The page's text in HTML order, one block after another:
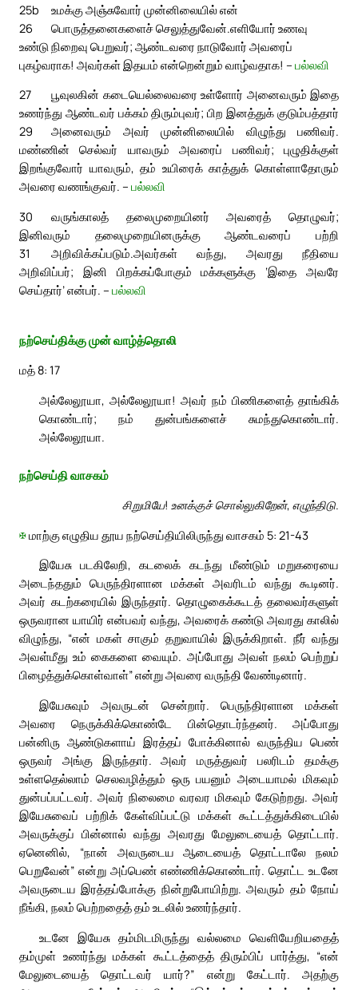
25b
உமக்கு அஞ்சுவோர் முன்னிலையில் என்
பொருத்தனைகளைச் செலுத்துவேன்.
26
எளியோர் உணவு
உண்டு நிறைவு பெறுவர்; ஆண்டவரை நாடுவோர் அவரைப்
புகழ்வராக! அவர்கள் இதயம் என்றென்றும் வாழ்வதாக! – பல்லவி
27
பூவுலகின் கடையெல்லைவரை உள்ளோர் அனைவரும் இதை
உணர்ந்து ஆண்டவர் பக்கம் திரும்புவர்; பிற இனத்துக் குடும்பத்தார்
அனைவரும் அவர் முன்னிலையில் விழுந்து பணிவர்.
29
மண்ணின் செல்வர் யாவரும் அவரைப் பணிவர்; புழுதிக்குள்
இறங்குவோர் யாவரும், தம் உயிரைக் காத்துக் கொள்ளாதோரும்
அவரை வணங்குவர். – பல்லவி
30
வருங்காலத் தலைமுறையினர் அவரைத் தொழுவர்;
இனிவரும் தலைமுறையினருக்கு ஆண்டவரைப் பற்றி
அறிவிக்கப்படும்.
31
அவர்கள் வந்து, அவரது நீதியை
அறிவிப்பர்; இனி பிறக்கப்போகும் மக்களுக்கு ‘இதை அவரே
செய்தார்’ என்பர். – பல்லவி
நற்செய்திக்கு முன் வாழ்த்தொலி
மத் 8: 17
அல்லேலூயா, அல்லேலூயா! அவர் நம் பிணிகளைத் தாங்கிக்
கொண்டார்; நம் துன்பங்களைச் சுமந்துகொண்டார்.
அல்லேலூயா.
நற்செய்தி வாசகம்
சிறுமியே! உனக்குச் சொல்லுகிறேன், எழுந்திடு.
✠மாற்கு எழுதிய தூய நற்செய்தியிலிருந்து வாசகம் 5: 21-43
இயேசு படகிலேறி, கடலைக் கடந்து மீண்டும் மறுகரையை
அடைந்ததும் பெருந்திரளான மக்கள் அவரிடம் வந்து கூடினர்.
அவர் கடற்கரையில் இருந்தார். தொழுகைக்கூடத் தலைவர்களுள்
ஒருவரான யாயிர் என்பவர் வந்து, அவரைக் கண்டு அவரது காலில்
விழுந்து, “என் மகள் சாகும் தறுவாயில் இருக்கிறாள். நீர் வந்து
அவள்மீது உம் கைகளை வையும். அப்போது அவள் நலம் பெற்றுப்
பிழைத்துக்கொள்வாள்” என்று அவரை வருந்தி வேண்டினார்.
இயேசுவும் அவருடன் சென்றார். பெருந்திரளான மக்கள்
அவரை நெருக்கிக்கொண்டே பின்தொடர்ந்தனர். அப்போது
பன்னிரு ஆண்டுகளாய் இரத்தப் போக்கினால் வருந்திய பெண்
ஒருவர் அங்கு இருந்தார். அவர் மருத்துவர் பலரிடம் தமக்கு
உள்ளதெல்லாம் செலவழித்தும் ஒரு பயனும் அடையாமல் மிகவும்
துன்பப்பட்டவர். அவர் நிலைமை வரவர மிகவும் கேடுற்றது. அவர்
இயேசுவைப் பற்றிக் கேள்விப்பட்டு மக்கள் கூட்டத்துக்கிடையில்
அவருக்குப் பின்னால் வந்து அவரது மேலுடையைத் தொட்டார்.
ஏனெனில், “நான் அவருடைய ஆடையைத் தொட்டாலே நலம்
பெறுவேன்” என்று அப்பெண் எண்ணிக்கொண்டார். தொட்ட உடனே
அவருடைய இரத்தப்போக்கு நின்றுபோயிற்று. அவரும் தம் நோய்
நீங்கி, நலம் பெற்றதைத் தம் உடலில் உணர்ந்தார்.
உடனே இயேசு தம்மிடமிருந்து வல்லமை வெளியேறியதைத்
தம்முள் உணர்ந்து மக்கள் கூட்டத்தைத் திரும்பிப் பார்த்து, “என்
மேலுடையைத் தொட்டவர் யார்?” என்று கேட்டார். அதற்கு